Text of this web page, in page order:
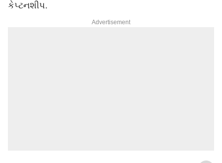
કેપ્ટનશીપ.
Advertisement